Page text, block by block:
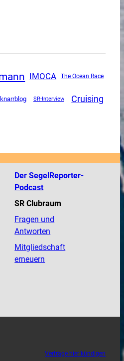
IMOCA The Ocean Race
knarrblog SR-Interview Cruising
Der SegelReporter-
Podcast
SR Clubraum
Fragen und
Antworten
Mitgliedschaft
erneuern
Verträge hier kündigen